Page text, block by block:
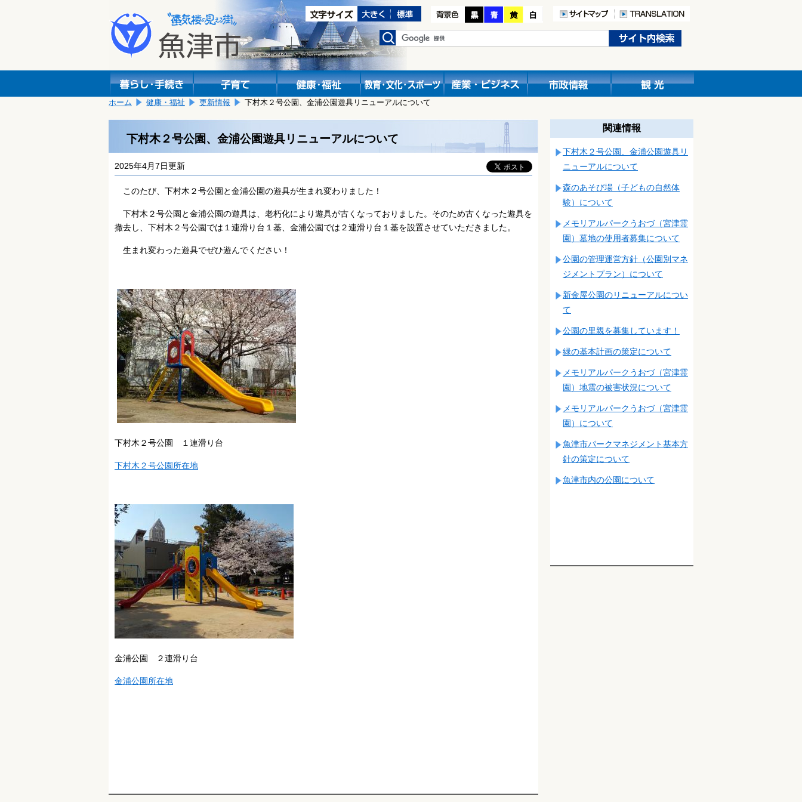
し
ホーム 健康・福祉 更新情報 下村木２号公園、金浦公園遊具リニューアルについて
下村木２号公園、金浦公園遊具リニューアルについて
2025年4月7日更新
このたび、下村木２号公園と金浦公園の遊具が生まれ変わりました！
下村木２号公園と金浦公園の遊具は、老朽化により遊具が古くなっておりました。そのため古くなった遊具を
撤去し、下村木２号公園では１連滑り台１基、金浦公園では２連滑り台１基を設置させていただきました。
生まれ変わった遊具でぜひ遊んでください！
下村木２号公園 １連滑り台
下村木２号公園所在地
金浦公園 ２連滑り台
金浦公園所在地
関連情報
下村木２号公園、金浦公園遊具リ
ニューアルについて
森のあそび場（子どもの自然体
験）について
メモリアルパークうおづ（宮津霊
園）墓地の使用者募集について
公園の管理運営方針（公園別マネ
ジメントプラン）について
新金屋公園のリニューアルについ
て
公園の里親を募集しています！
緑の基本計画の策定について
メモリアルパークうおづ（宮津霊
園）地震の被害状況について
メモリアルパークうおづ（宮津霊
園）について
魚津市パークマネジメント基本方
針の策定について
魚津市内の公園について